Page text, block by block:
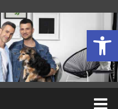
פתח סרגל נגישות